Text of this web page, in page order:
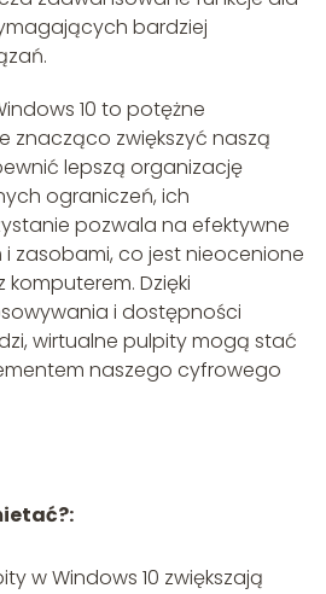
bardziej
10 to potężne
znacząco zwiększyć naszą
lepszą organizację
ograniczeń, ich
pozwala na efektywne
zasobami, co jest nieocenione
Dzięki
i dostępności
wirtualne pulpity mogą stać
naszego cyfrowego
w Windows 10 zwiększają